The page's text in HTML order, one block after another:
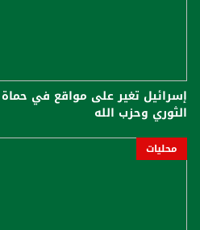
إسرائيل تغير على مواقع في
الثوري وحزب الله
محليات